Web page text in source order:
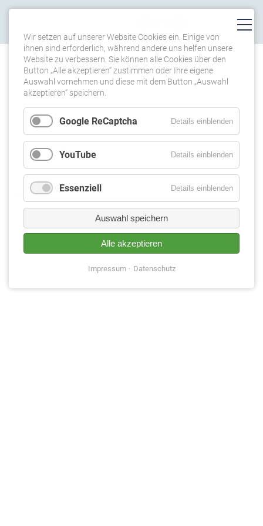
TERMINE
"PRIMERO SUEÑO" IN
MEXICO CITY
10.12.2025 18:00
Chamber of Deputies, Mexico City
more info
Wir setzen auf unserer Website Cookies ein. Einige von
ihnen sind erforderlich, während andere uns helfen unsere
Website zu verbessern. Sie können alle Cookies über den
Button „Alle akzeptieren“ zustimmen oder Ihre eigene
Auswahl vornehmen und diese mit dem Button „Auswahl
akzeptieren“ speichern.
Google ReCaptcha Details einblenden
YouTube Details einblenden
Essenziell Details einblenden
Auswahl speichern
Alle akzeptieren
Impressum Datenschutz